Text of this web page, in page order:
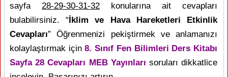
sayfa 28-29-30-31-32 konularına ait cevapları
bulabilirsiniz. “İklim ve Hava Hareketleri Etkinlik
Cevapları” Öğrenmenizi pekiştirmek ve anlamanızı
kolaylaştırmak için8. Sınıf Fen Bilimleri Ders Kitabı
Sayfa 28 Cevapları MEB Yayınları soruları dikkatlice